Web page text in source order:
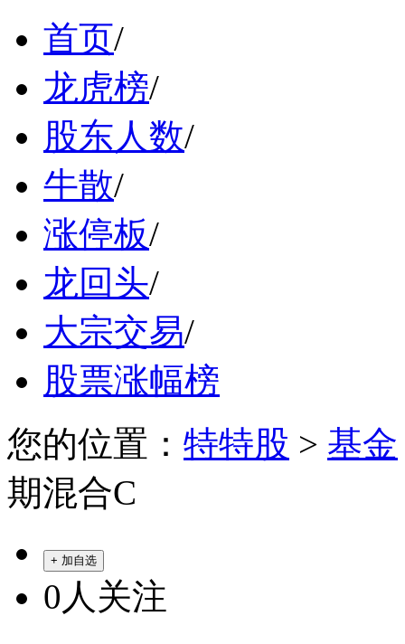
首页/
龙虎榜/
股东人数/
牛散/
涨停板/
龙回头/
大宗交易/
股票涨幅榜
您的位置： 特特股 > 基金
期混合C
+ 加自选
0 人关注